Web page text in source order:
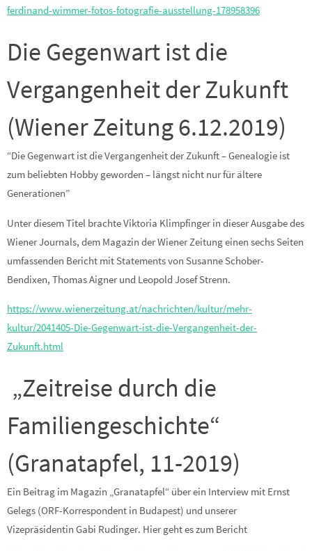
ferdinand-wimmer-fotos-fotografie-ausstellung-178958396
Die Gegenwart ist die
Vergangenheit der Zukunft
(Wiener Zeitung 6.12.2019)
“Die Gegenwart ist die Vergangenheit der Zukunft – Genealogie ist
zum beliebten Hobby geworden – längst nicht nur für ältere
Generationen”
Unter diesem Titel brachte Viktoria Klimpfinger in dieser Ausgabe des
Wiener Journals, dem Magazin der Wiener Zeitung einen sechs Seiten
umfassenden Bericht mit Statements von Susanne Schober-
Bendixen, Thomas Aigner und Leopold Josef Strenn.
https://www.wienerzeitung.at/nachrichten/kultur/mehr-
kultur/2041405-Die-Gegenwart-ist-die-Vergangenheit-der-
Zukunft.html
„Zeitreise durch die
Familiengeschichte“
(Granatapfel, 11-2019)
Ein Beitrag im Magazin „Granatapfel“ über ein Interview mit Ernst
Gelegs (ORF-Korrespondent in Budapest) und unserer
Vizepräsidentin Gabi Rudinger. Hier geht es zum Bericht